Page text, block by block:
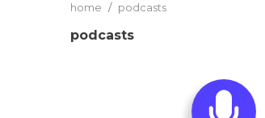
home podcasts
podcasts